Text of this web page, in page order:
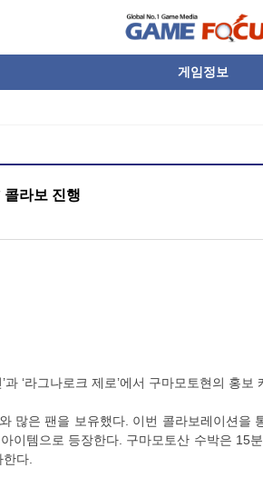
게임정보
콜라보 진행
‘라그나로크 제로’에서 구마모토현의 홍
많은 팬을 보유했다. 이번 콜라보레이션
이템으로 등장한다. 구마모토산 수박은
한다.